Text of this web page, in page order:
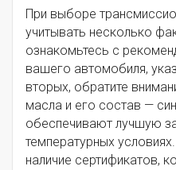
При выборе
учитывать несколько
ознакомьтесь с
вашего автомобиля,
вторых, обратите
масла и его состав —
обеспечивают лучшую
температурных
наличие сертификатов,